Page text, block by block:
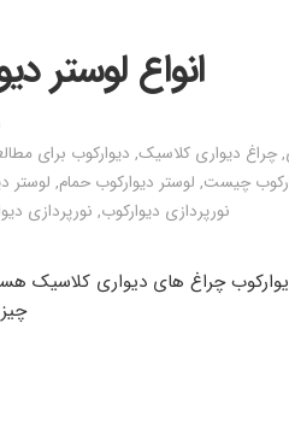
انواع لوستر
,چراغ دیواری کلاسیک, دیوارکوب برای
چیست, لوستر دیوارکوب حمام, لوستر
نورپردازی دیوارکوب, نورپردازی
چراغ های دیواری کلاسیک